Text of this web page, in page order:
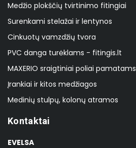
Medžio plokščių tvirtinimo fitingiai
Surenkami stelažai ir lentynos
Cinkuotų vamzdžių tvora
PVC danga turėklams - fitingis.lt
MAXERIO sraigtiniai poliai pamatams
Įrankiai ir kitos medžiagos
Medinių stulpų, kolonų atramos
Kontaktai
EVELSA